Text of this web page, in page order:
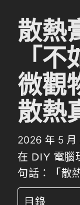
散熱
「
微觀
散熱
2026 年 5 月
在 DIY 電腦
句話：「散
目錄